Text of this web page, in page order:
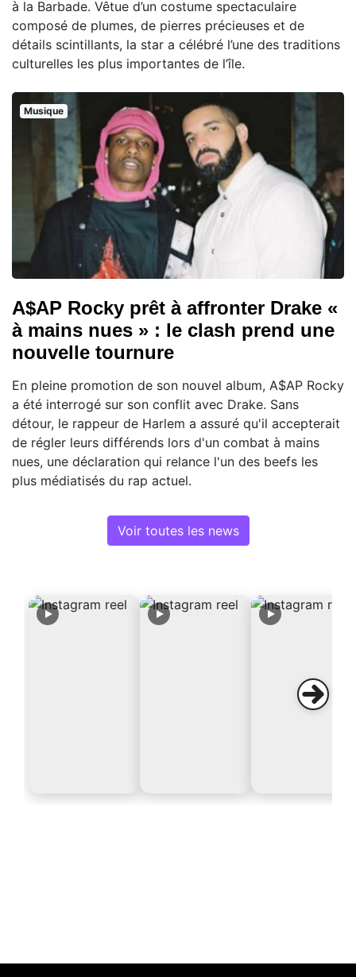
à la Barbade. Vêtue d’un costume spectaculaire
composé de plumes, de pierres précieuses et de
détails scintillants, la star a célébré l’une des traditions
culturelles les plus importantes de l’île.
Musique
A$AP Rocky prêt à affronter Drake «
à mains nues » : le clash prend une
nouvelle tournure
En pleine promotion de son nouvel album, A$AP Rocky
a été interrogé sur son conflit avec Drake. Sans
détour, le rappeur de Harlem a assuré qu'il accepterait
de régler leurs différends lors d'un combat à mains
nues, une déclaration qui relance l'un des beefs les
plus médiatisés du rap actuel.
Voir toutes les news